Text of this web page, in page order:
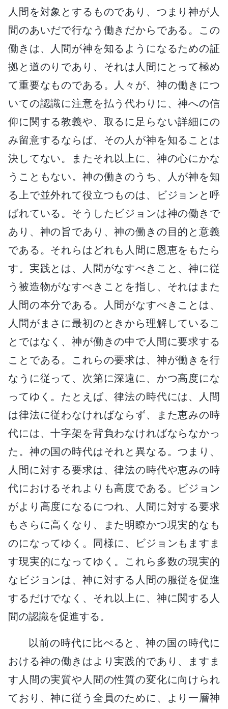
人間を対象とするものであり、つまり神が人
間のあいだで行なう働きだからである。この
働きは、人間が神を知るようになるための証
拠と道のりであり、それは人間にとって極め
て重要なものである。人々が、神の働きにつ
いての認識に注意を払う代わりに、神への信
仰に関する教義や、取るに足らない詳細にの
み留意するならば、その人が神を知ることは
決してない。またそれ以上に、神の心にかな
うこともない。神の働きのうち、人が神を知
る上で並外れて役立つものは、ビジョンと呼
ばれている。そうしたビジョンは神の働きで
あり、神の旨であり、神の働きの目的と意義
である。それらはどれも人間に恩恵をもたら
す。実践とは、人間がなすべきこと、神に従
う被造物がなすべきことを指し、それはまた
人間の本分である。人間がなすべきことは、
人間がまさに最初のときから理解しているこ
とではなく、神が働きの中で人間に要求する
ことである。これらの要求は、神が働きを行
なうに従って、次第に深遠に、かつ高度にな
ってゆく。たとえば、律法の時代には、人間
は律法に従わなければならず、また恵みの時
代には、十字架を背負わなければならなかっ
た。神の国の時代はそれと異なる。つまり、
人間に対する要求は、律法の時代や恵みの時
代におけるそれよりも高度である。ビジョン
がより高度になるにつれ、人間に対する要求
もさらに高くなり、また明瞭かつ現実的なも
のになってゆく。同様に、ビジョンもますま
す現実的になってゆく。これら多数の現実的
なビジョンは、神に対する人間の服従を促進
するだけでなく、それ以上に、神に関する人
間の認識を促進する。
以前の時代に比べると、神の国の時代に
おける神の働きはより実践的であり、ますま
す人間の実質や人間の性質の変化に向けられ
ており、神に従う全員のために、より一層神